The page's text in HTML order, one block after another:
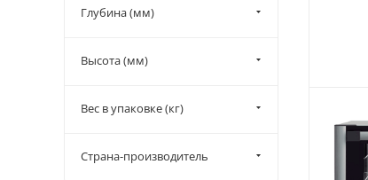
Глубина (мм)
Высота (мм)
Вес в упаковке (кг)
Страна-производитель